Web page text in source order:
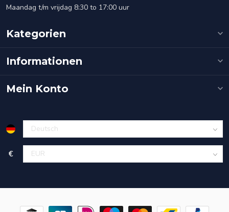
Maandag t/m vrijdag 8:30 to 17:00 uur
Kategorien
Informationen
Mein Konto
€